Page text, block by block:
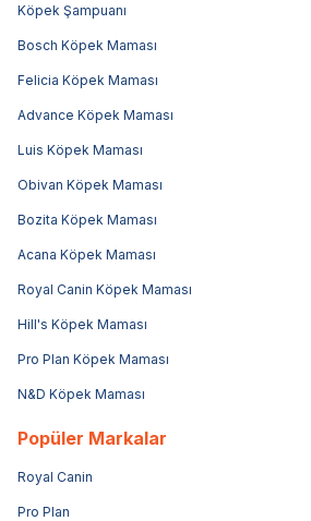
Köpek Şampuanı
Bosch Köpek Maması
Felicia Köpek Maması
Advance Köpek Maması
Luis Köpek Maması
Obivan Köpek Maması
Bozita Köpek Maması
Acana Köpek Maması
Royal Canin Köpek Maması
Hill's Köpek Maması
Pro Plan Köpek Maması
N&D Köpek Maması
Popüler Markalar
Royal Canin
Pro Plan